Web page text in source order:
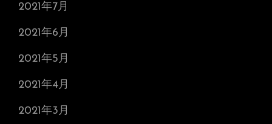
2021年7月
2021年6月
2021年5月
2021年4月
2021年3月